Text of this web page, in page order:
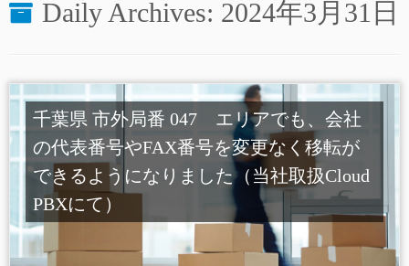
Daily Archives: 2024年3月31日
千葉県 市外局番 047 エリアでも、会社
の代表番号やFAX番号を変更なく移転が
できるようになりました（当社取扱Cloud
PBXにて）